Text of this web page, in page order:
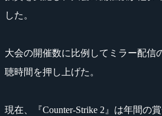
した。
大会の開催数に比例してミラー配信
聴時間を押し上げた。
現在、『Counter-Strike 2』は年間の